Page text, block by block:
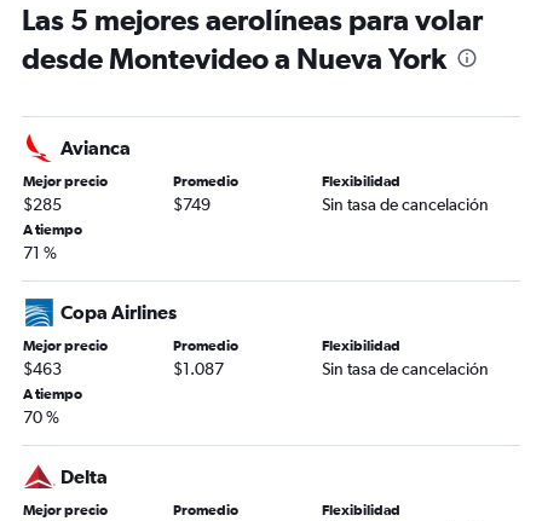
Las 5 mejores aerolíneas para volar
desde Montevideo a Nueva York
Avianca
Mejor precio
$285
Promedio
$749
Flexibilidad
Sin tasa de cancelación
A tiempo
71 %
Copa Airlines
Mejor precio
$463
Promedio
$1.087
Flexibilidad
Sin tasa de cancelación
A tiempo
70 %
Delta
Mejor precio Promedio Flexibilidad